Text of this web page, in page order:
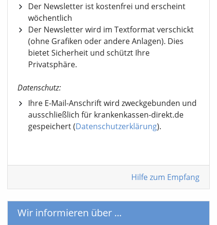
Der Newsletter ist kostenfrei und erscheint
wöchentlich
Der Newsletter wird im Textformat verschickt
(ohne Grafiken oder andere Anlagen). Dies
bietet Sicherheit und schützt Ihre
Privatsphäre.
Datenschutz:
Ihre E-Mail-Anschrift wird zweckgebunden und
ausschließlich für krankenkassen-direkt.de
gespeichert (Datenschutzerklärung).
Hilfe zum Empfang
Wir informieren über ...